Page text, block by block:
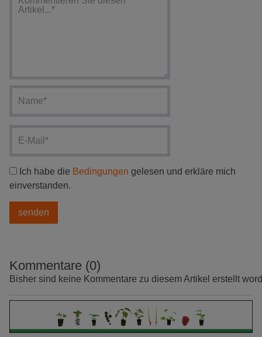
Ich habe die Bedingungen gelesen und erkläre mich
einverstanden.
Kommentare (0)
Bisher sind keine Kommentare zu diesem Artikel erstellt